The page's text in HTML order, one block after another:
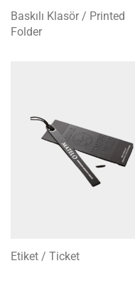
Baskılı Klasör / Printed
Folder
Etiket / Ticket